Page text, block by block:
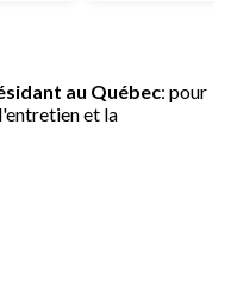
au Québec: pour
et la